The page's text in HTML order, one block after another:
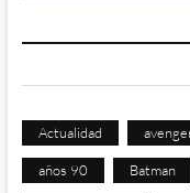
Actualidad
años 90 Batman